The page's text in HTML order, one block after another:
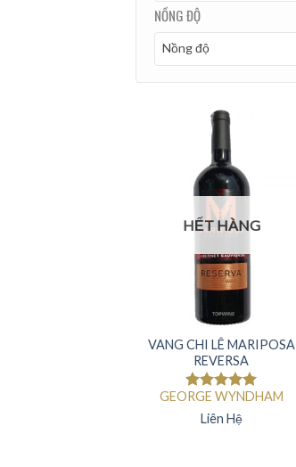
NỒNG ĐỘ
Nồng độ
HẾT HÀNG
VANG CHI LÊ MARIPOSA
REVERSA
Được xếp
hạng5.00
GEORGE WYNDHAM
Liên Hệ